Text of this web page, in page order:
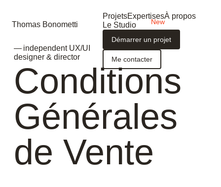
Thomas Bonometti
— independent UX/UI
designer & director
ProjetsExpertisesÀ propos
Le Studio
Démarrer un projet
Me contacter
Conditions
Générales
de Vente